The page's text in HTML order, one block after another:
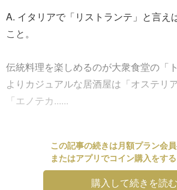
A. イタリアで「リストランテ」と言え
こと。
伝統料理を楽しめるのが大衆食堂の「
よりカジュアルな居酒屋は「オステリ
「エノテカ......
この記事の続きは月額プラン会員
またはアプリでコイン購入をす
購入して続きを読む